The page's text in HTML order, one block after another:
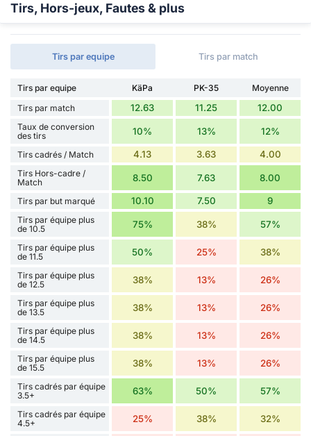
Tirs, Hors-jeux, Fautes & plus
Tirs par equipe Tirs par match
Tirs par equipe KäPa PK-35
Moyenne
Tirs par match
12.63 11.25 12.00
Taux de conversion
des tirs
10% 13% 12%
Tirs cadrés / Match 4.13 3.63 4.00
Tirs Hors-cadre /
Match
8.50 7.63 8.00
Tirs par but marqué 10.10 7.50 9
Tirs par équipe plus
de 10.5
75% 38% 57%
Tirs par équipe plus
de 11.5
50% 25% 38%
Tirs par équipe plus
de 12.5
38% 13% 26%
Tirs par équipe plus
de 13.5
38% 13% 26%
Tirs par équipe plus
de 14.5
38% 13% 26%
Tirs par équipe plus
de 15.5
38% 13% 26%
Tirs cadrés par équipe
3.5+
63% 50% 57%
Tirs cadrés par équipe
4.5+
25% 38% 32%